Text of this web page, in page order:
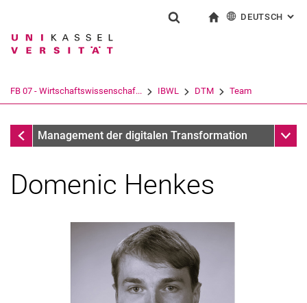
Springe direkt zu: Inhalt
Springe direkt zu: Suche
Springe direkt zu:
Suchbegriff
Suchen (öffnet externen Link in einem
DEUTSCH :
FB 07 - Wirtschaftswissenschaf... IBWL DTM Team
TeamManagement der digitalen Transformation
Domenic Henkes